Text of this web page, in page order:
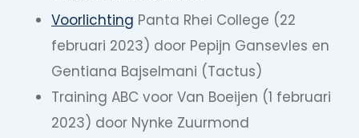
Voorlichting Panta Rhei College (22
februari 2023) door Pepijn Gansevles en
Gentiana Bajselmani (Tactus)
Training ABC voor Van Boeijen (1 februari
2023) door Nynke Zuurmond